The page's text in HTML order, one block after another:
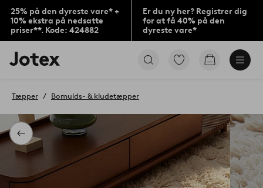
25% på den dyreste vare* +
10% ekstra på nedsatte
priser**. Kode: 424882
Er du ny her? Registrer dig
for at få 40% på den
dyreste vare*
Jotex
logo
til
Gå
Gå
Tilbage
Tæpper Bomulds- & kludetæpper